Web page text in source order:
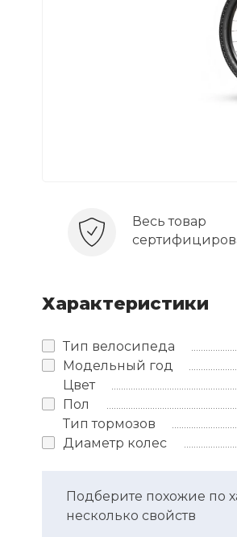
Весь товар
Характеристики
Тип велосипеда
Модельный год
Цвет
Пол
Тип тормозов
Диаметр колес
Подберите похожие по
несколько свойств